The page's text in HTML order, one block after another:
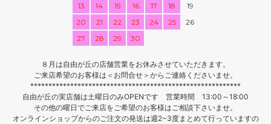
13
14 15 16 17 18
19
20
21 22 23 24 25
26
27
28 29 30
８月は自由が丘の店舗営業をお休みさせていただきます。
ご来店希望のお客様は＜お問合せ＞からご連絡くださいませ。
**********************************************************
自由が丘の実店舗は土曜日のみOPENです 営業時間 13:00～18:00
その他の曜日でご来店をご希望のお客様はご相談下さいませ。
オンラインショップからのご注文の発送は週2~3度まとめて行っていますの